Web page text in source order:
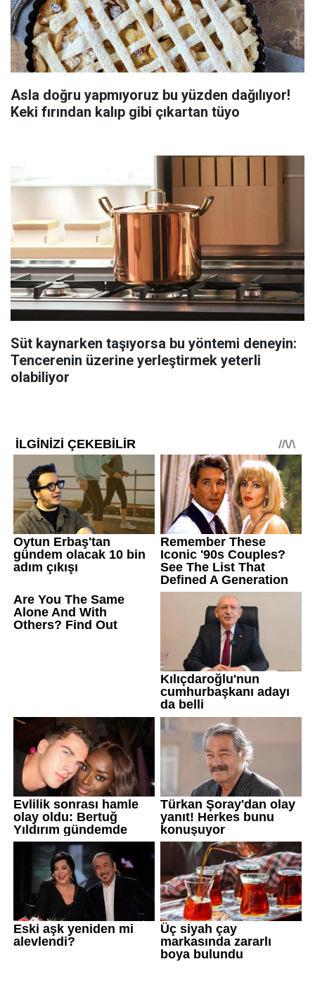
Asla doğru yapmıyoruz bu yüzden dağılıyor!
Keki fırından kalıp gibi çıkartan tüyo
Süt kaynarken taşıyorsa bu yöntemi deneyin:
Tencerenin üzerine yerleştirmek yeterli
olabiliyor